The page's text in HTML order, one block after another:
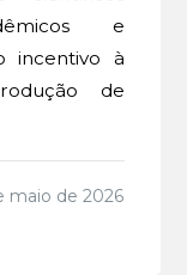
e
incentivo à
de
maio de 2026